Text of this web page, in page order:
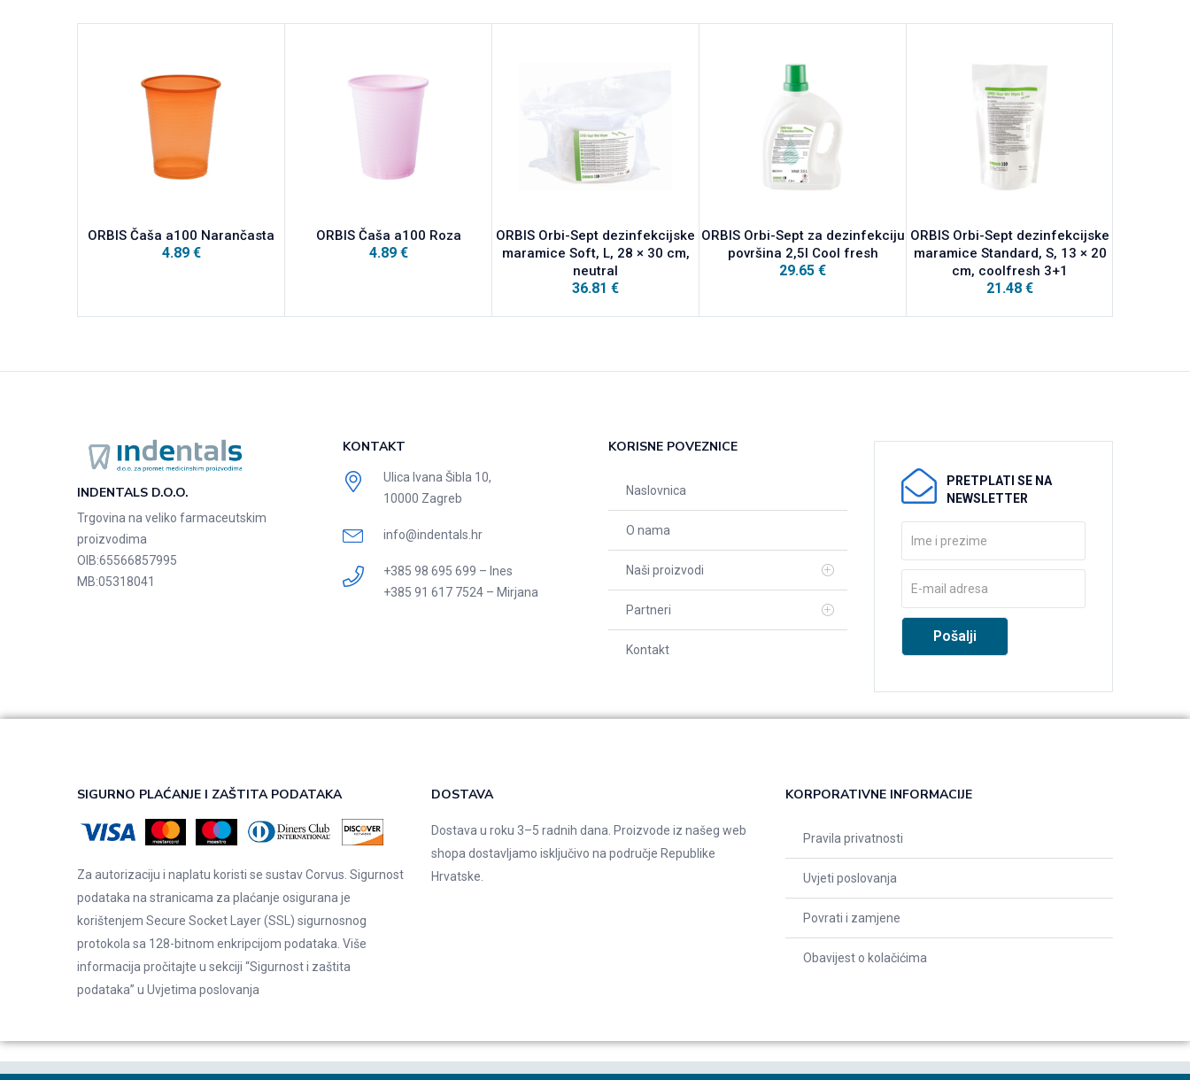
ORBIS Čaša a100 Narančasta
4.89 €
ORBIS Čaša a100 Roza
4.89 €
ORBIS Orbi-Sept dezinfekcijske
maramice Soft, L, 28 × 30 cm,
neutral
36.81 €
ORBIS Orbi-Sept za dezinfekciju
površina 2,5l Cool fresh
29.65 €
ORBIS Orbi-Sept dezinfekcijske
maramice Standard, S, 13 × 20
cm, coolfresh 3+1
21.48 €
INDENTALS D.O.O.
Trgovina na veliko farmaceutskim
proizvodima
OIB:65566857995
MB:05318041
KONTAKT
Ulica Ivana Šibla 10,
10000 Zagreb
info@indentals.hr
+385 98 695 699 – Ines
+385 91 617 7524 – Mirjana
KORISNE POVEZNICE
Naslovnica
O nama
Naši proizvodi
Partneri
Kontakt
PRETPLATI SE NA
NEWSLETTER
SIGURNO PLAĆANJE I ZAŠTITA PODATAKA
Za autorizaciju i naplatu koristi se sustav Corvus. Sigurnost
podataka na stranicama za plaćanje osigurana je
korištenjem Secure Socket Layer (SSL) sigurnosnog
protokola sa 128-bitnom enkripcijom podataka. Više
informacija pročitajte u sekciji “Sigurnost i zaštita
podataka” u Uvjetima poslovanja
DOSTAVA
Dostava u roku 3–5 radnih dana. Proizvode iz našeg web
shopa dostavljamo isključivo na područje Republike
Hrvatske.
KORPORATIVNE INFORMACIJE
Pravila privatnosti
Uvjeti poslovanja
Povrati i zamjene
Obavijest o kolačićima